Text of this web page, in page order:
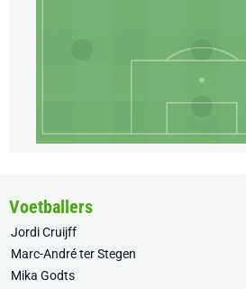
Voetballers
Jordi Cruijff
Marc-André ter Stegen
Mika Godts